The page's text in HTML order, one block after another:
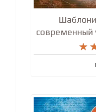
современный

